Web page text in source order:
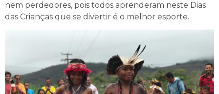
nem perdedores, pois todos aprenderam neste Dias
das Crianças que se divertir é o melhor esporte.